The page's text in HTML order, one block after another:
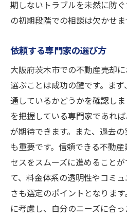
期しないトラブルを未然に防
の初期段階での相談は欠かせま
依頼する専門家の選び方
大阪府茨木市での不動産売却
選ぶことは成功の鍵です。ま
通しているかどうかを確認し
を把握している専門家であれ
が期待できます。また、過去
も重要です。信頼できる不動
セスをスムーズに進めること
て、料金体系の透明性やコミ
さも選定のポイントとなりま
に考慮し、自分のニーズに合っ